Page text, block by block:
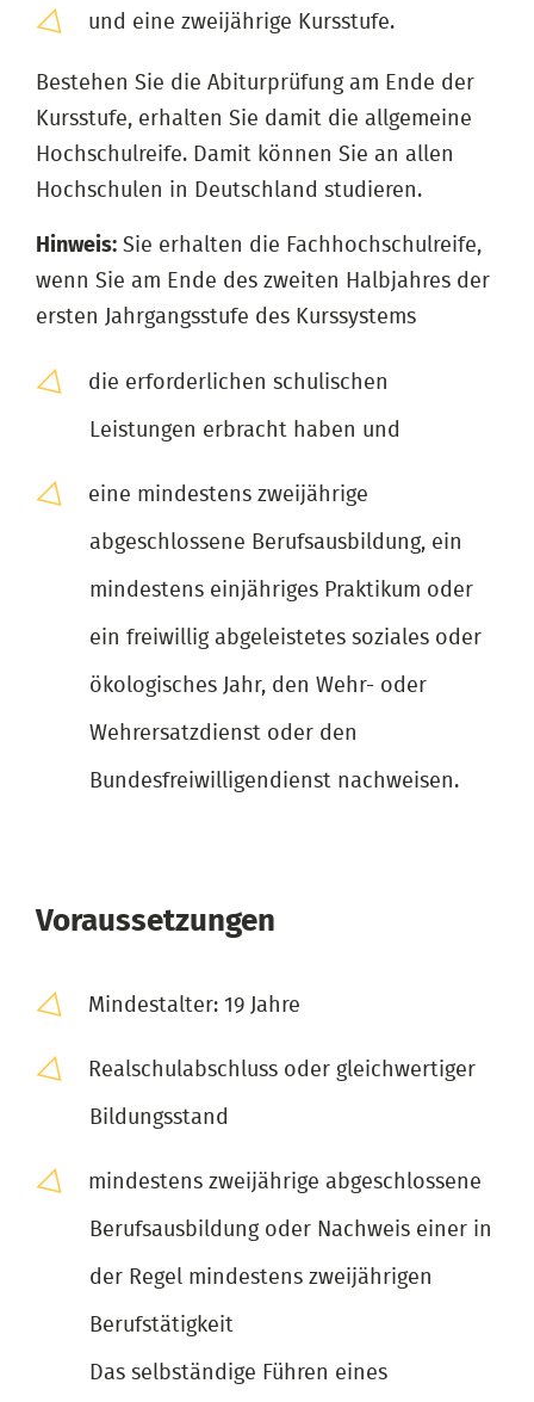
und eine zweijährige Kursstufe.
Bestehen Sie die Abiturprüfung am Ende der
Kursstufe, erhalten Sie damit die allgemeine
Hochschulreife. Damit können Sie an allen
Hochschulen in Deutschland studieren.
Hinweis: Sie erhalten die Fachhochschulreife,
wenn Sie am Ende des zweiten Halbjahres der
ersten Jahrgangsstufe des Kurssystems
die erforderlichen schulischen
Leistungen erbracht haben und
eine mindestens zweijährige
abgeschlossene Berufsausbildung, ein
mindestens einjähriges Praktikum oder
ein freiwillig abgeleistetes soziales oder
ökologisches Jahr, den Wehr- oder
Wehrersatzdienst oder den
Bundesfreiwilligendienst nachweisen.
Voraussetzungen
Mindestalter: 19 Jahre
Realschulabschluss oder gleichwertiger
Bildungsstand
mindestens zweijährige abgeschlossene
Berufsausbildung oder Nachweis einer in
der Regel mindestens zweijährigen
Berufstätigkeit
Das selbständige Führen eines